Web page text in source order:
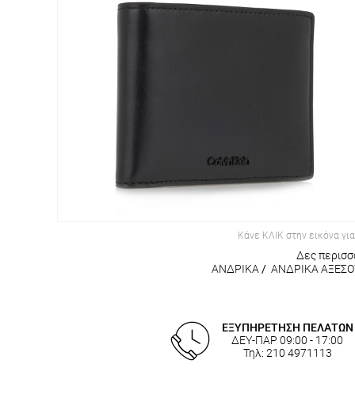
Κάνε ΚΛΙΚ στην εικόνα
Δες
ΑΝΔΡΙΚΑ / ΑΝΔΡΙΚΑ
ΕΞΥΠΗΡΕΤΗΣΗ ΠΕΛΑΤΩΝ
ΔΕΥ-ΠΑΡ 09:00 - 17:00
Τηλ: 210 4971113